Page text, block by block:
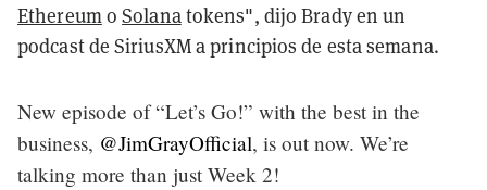
EthereumoSolanatokens", dijo Brady en un
podcast de SiriusXM a principios de esta semana.
New episode of “Let’s Go!” with the best in the
business, @JimGrayOfficial, is out now. We’re
talking more than just Week 2!